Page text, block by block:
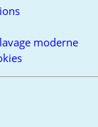
moderne